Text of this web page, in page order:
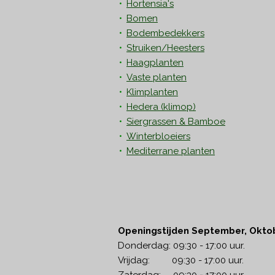
Hortensia's
Bomen
Bodembedekkers
Struiken/Heesters
Haagplanten
Vaste planten
Klimplanten
Hedera (klimop)
Siergrassen & Bamboe
Winterbloeiers
Mediterrane planten
Openingstijden September,
Donderdag: 09:30 - 17:00 uur.
Vrijdag: 09:30 - 17:00 uur.